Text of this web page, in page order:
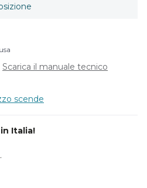
Scarica il manuale tecnico
scende
Italia!